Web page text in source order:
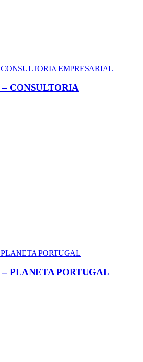
CONSULTORIA
PLANETA PORTUGAL